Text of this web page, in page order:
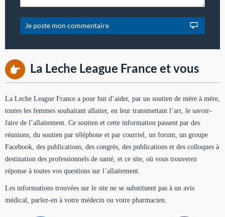
La Leche League France et vous
La Leche League France a pour but d’aider, par un soutien de mère à mère,
toutes les femmes souhaitant allaiter, en leur transmettant l’art, le savoir-
faire de l’allaitement. Ce soutien et cette information passent par des
réunions, du soutien par téléphone et par courriel, un forum, un groupe
Facebook, des publications, des congrès, des publications et des colloques à
destination des professionnels de santé, et ce site, où vous trouverez
réponse à toutes vos questions sur l’allaitement.
Les informations trouvées sur le site ne se substituent pas à un avis
médical, parlez-en à votre médecin ou votre pharmacien.